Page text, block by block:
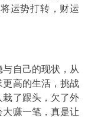
运势打转，财运
自己的现状，从
高的生活，挑战
了跟头，欠了外
赚一笔，真是让